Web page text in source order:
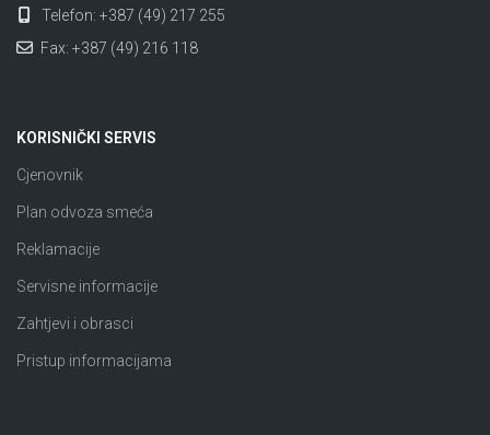
Telefon: +387 (49) 217 255
Fax: +387 (49) 216 118
KORISNIČKI SERVIS
Cjenovnik
Plan odvoza smeća
Reklamacije
Servisne informacije
Zahtjevi i obrasci
Pristup informacijama